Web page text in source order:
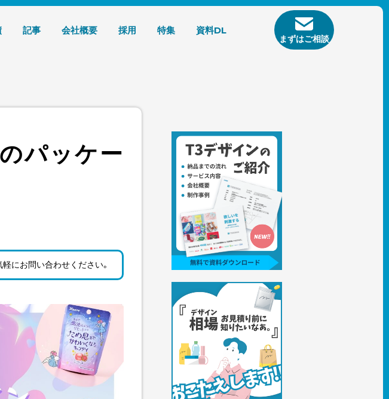
記事 会社概要 採用 特集 資料DL
まずはご相談
パッケー
にお問い合わせください。